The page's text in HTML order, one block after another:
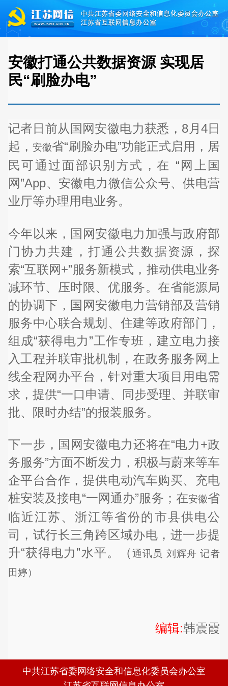
安徽打通公共数据资源 实现居
民“刷脸办电”
记者日前从国网安徽电力获悉，8月4日
起， 安徽省“刷脸办电”功能正式启用，居
民可通过面部识别方式，在 “网上国
网”App、安徽电力微信公众号、供电营
业厅等办理用电业务。
今年以来，国网安徽电力加强与政府部
门协力共建，打通公共数据资源，探
索“互联网+”服务新模式，推动供电业务
减环节、压时限、优服务。在省能源局
的协调下，国网安徽电力营销部及营销
服务中心联合规划、住建等政府部门，
组成“获得电力”工作专班，建立电力接
入工程并联审批机制，在政务服务网上
线全程网办平台，针对重大项目用电需
求，提供“一口申请、同步受理、并联审
批、限时办结”的报装服务。
下一步，国网安徽电力还将在“电力+政
务服务”方面不断发力，积极与蔚来等车
企平台合作，提供电动汽车购买、充电
桩安装及接电“一网通办”服务；在安徽省
临近江苏、浙江等省份的市县供电公
司，试行长三角跨区域办电，进一步提
升“获得电力”水平。（通讯员 刘辉舟 记者
田婷）
编辑:韩震霞
中共江苏省委网络安全和信息化委员会办公室